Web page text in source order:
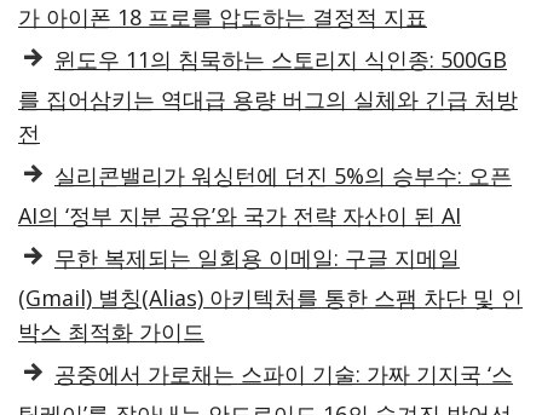
가 아이폰 18 프로를 압도하는 결정적 지표
윈도우 11의 침묵하는 스토리지 식인종: 500GB
를 집어삼키는 역대급 용량 버그의 실체와 긴급 처방
전
실리콘밸리가 워싱턴에 던진 5%의 승부수: 오픈
AI의 ‘정부 지분 공유’와 국가 전략 자산이 된 AI
무한 복제되는 일회용 이메일: 구글 지메일
(Gmail) 별칭(Alias) 아키텍처를 통한 스팸 차단 및 인
박스 최적화 가이드
공중에서 가로채는 스파이 기술: 가짜 기지국 ‘스